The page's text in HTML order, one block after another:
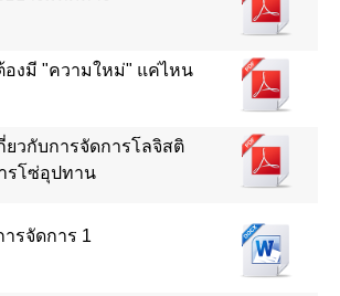
องมี "ความใหม่" แค่ไหน
ยวกับการจัดการโลจิสติ
รโซ่อุปทาน
รจัดการ 1